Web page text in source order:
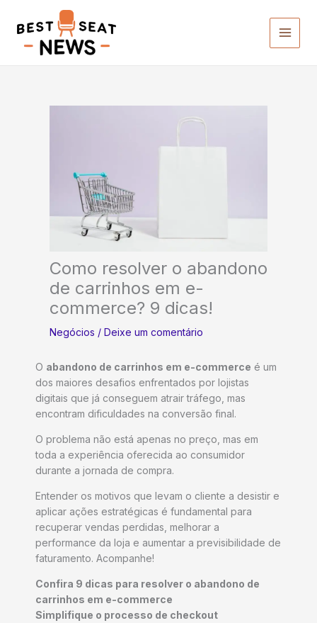
para
conteúdo
Como resolver o abandono
de carrinhos em e-
commerce? 9 dicas!
Negócios / Deixe um comentário
O abandono de carrinhos em e-commerce é um
dos maiores desafios enfrentados por lojistas
digitais que já conseguem atrair tráfego, mas
encontram dificuldades na conversão final.
O problema não está apenas no preço, mas em
toda a experiência oferecida ao consumidor
durante a jornada de compra.
Entender os motivos que levam o cliente a desistir e
aplicar ações estratégicas é fundamental para
recuperar vendas perdidas, melhorar a
performance da loja e aumentar a previsibilidade de
faturamento. Acompanhe!
Confira 9 dicas para resolver o abandono de
carrinhos em e-commerce
Simplifique o processo de checkout